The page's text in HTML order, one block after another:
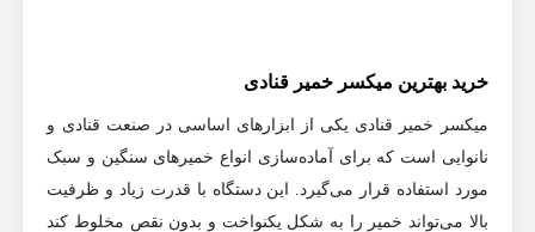
خرید بهترین میکسر خمیر قنادی
میکسر خمیر قنادی یکی از ابزارهای اساسی در صنعت قنادی و
نانوایی است که برای آماده‌سازی انواع خمیرهای سنگین و سبک
مورد استفاده قرار می‌گیرد. این دستگاه با قدرت زیاد و ظرفیت
بالا می‌تواند خمیر را به شکل یکنواخت و بدون نقص مخلوط کند